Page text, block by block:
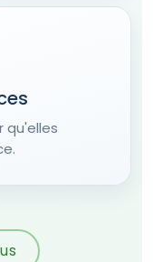
qu'elles